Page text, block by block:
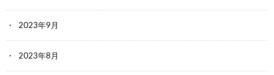
2023年9月
2023年8月